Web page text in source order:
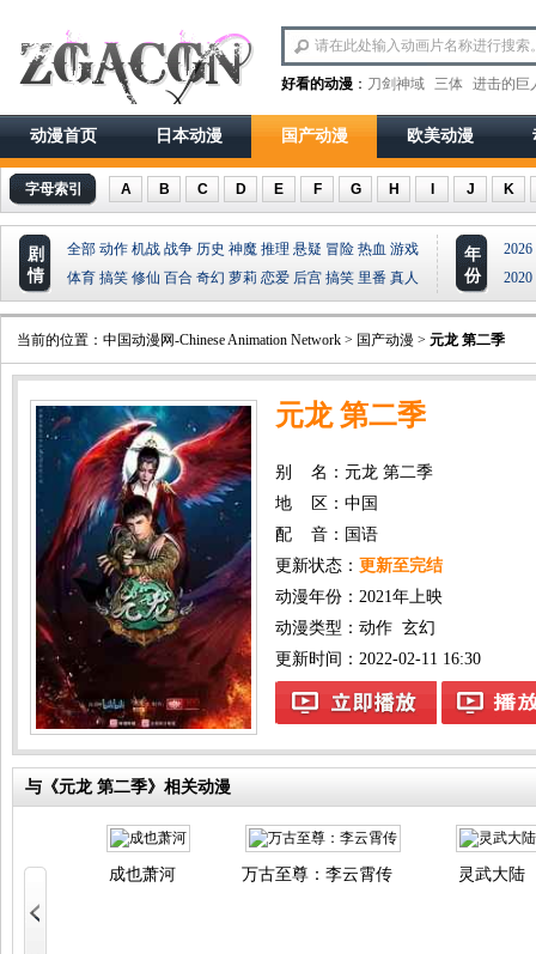
好看的动漫 ： 刀剑神域 三体 进击的巨
动漫首页 日本动漫 国产动漫 欧美动漫
字母索引 A B C D E F G H J K
剧
情
全部 动作 机战 战争 历史 神魔 推理 悬疑 冒险 热血 游戏
体育 搞笑 修仙 百合 奇幻 萝莉 恋爱 后宫 搞笑 里番 真人
年
份
2026
2020
当前的位置： 中国动漫网-Chinese Animation Network > 国产动漫 > 元龙 第二季
元龙 第二季
别 名：元龙 第二季
地 区：中国
配 音：国语
更新状态： 更新至完结
动漫年份： 2021年上映
动漫类型： 动作 玄幻
更新时间：2022-02-11 16:30
与《元龙 第二季》相关动漫
成也萧河 万古至尊：李云霄传 灵武大陆